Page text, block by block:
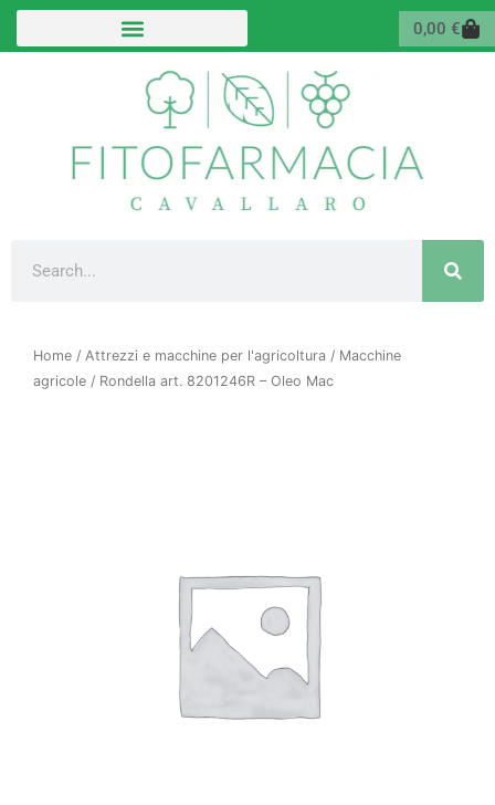
Vai
0,00 €
Home / Attrezzi e macchine per l'agricoltura / Macchine
agricole / Rondella art. 8201246R – Oleo Mac